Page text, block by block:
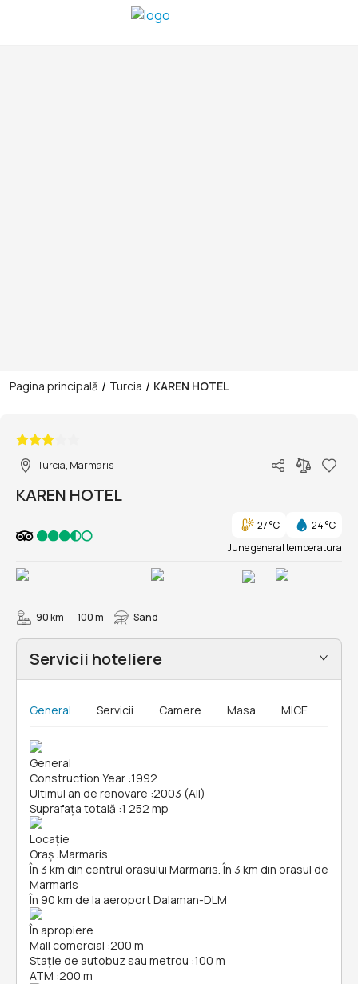
Pagina principală / Turcia / KAREN HOTEL
Turcia, Marmaris
KAREN HOTEL
27 °C
24 °C
June general temperatura
90 km 100 m Sand
Servicii hoteliere
General Servicii Camere Masa MICE
General
Construction Year :1992
Ultimul an de renovare :2003 (All)
Suprafața totală :1 252 mp
Locație
Oraș :Marmaris
În 3 km din centrul orasului Marmaris. În 3 km din orasul de
Marmaris
În 90 km de la aeroport Dalaman-DLM
În apropiere
Mall comercial :200 m
Stație de autobuz sau metrou :100 m
ATM :200 m